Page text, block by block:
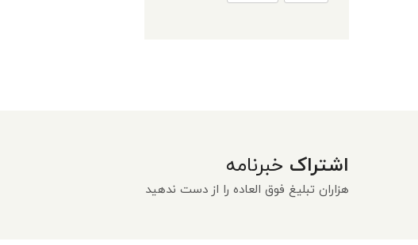
اشتراک خبرنامه
هزاران تبلیغ فوق العاده را از دست ندهید